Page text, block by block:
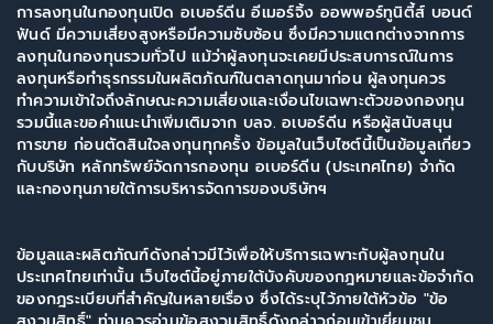
การลงทุนในกองทุนเปิด อเบอร์ดีน อีเมอร์จิ้ง ออพพอร์ทูนิตี้ส์ บอนด์
ฟันด์ มีความเสี่ยงสูงหรือมีความซับซ้อน ซึ่งมีความแตกต่างจากการ
ลงทุนในกองทุนรวมทั่วไป แม้ว่าผู้ลงทุนจะเคยมีประสบการณ์ในการ
ลงทุนหรือทำธุรกรรมในผลิตภัณฑ์ในตลาดทุนมาก่อน ผู้ลงทุนควร
ทำความเข้าใจถึงลักษณะความเสี่ยงและเงื่อนไขเฉพาะตัวของกองทุน
รวมนี้และขอคำแนะนำเพิ่มเติมจาก บลจ. อเบอร์ดีน หรือผู้สนับสนุน
การขาย ก่อนตัดสินใจลงทุนทุกครั้ง ข้อมูลในเว็บไซต์นี้เป็นข้อมูลเกี่ยว
กับบริษัท หลักทรัพย์จัดการกองทุน อเบอร์ดีน (ประเทศไทย) จำกัด
ข้อมูลและผลิตภัณฑ์ดังกล่าวมีไว้เพื่อให้บริการเฉพาะกับผู้ลงทุนใน
ประเทศไทยเท่านั้น เว็บไซต์นี้อยู่ภายใต้บังคับของกฎหมายและข้อจำกัด
ของกฎระเบียบที่สำคัญในหลายเรื่อง ซึ่งได้ระบุไว้ภายใต้หัวข้อ "ข้อ